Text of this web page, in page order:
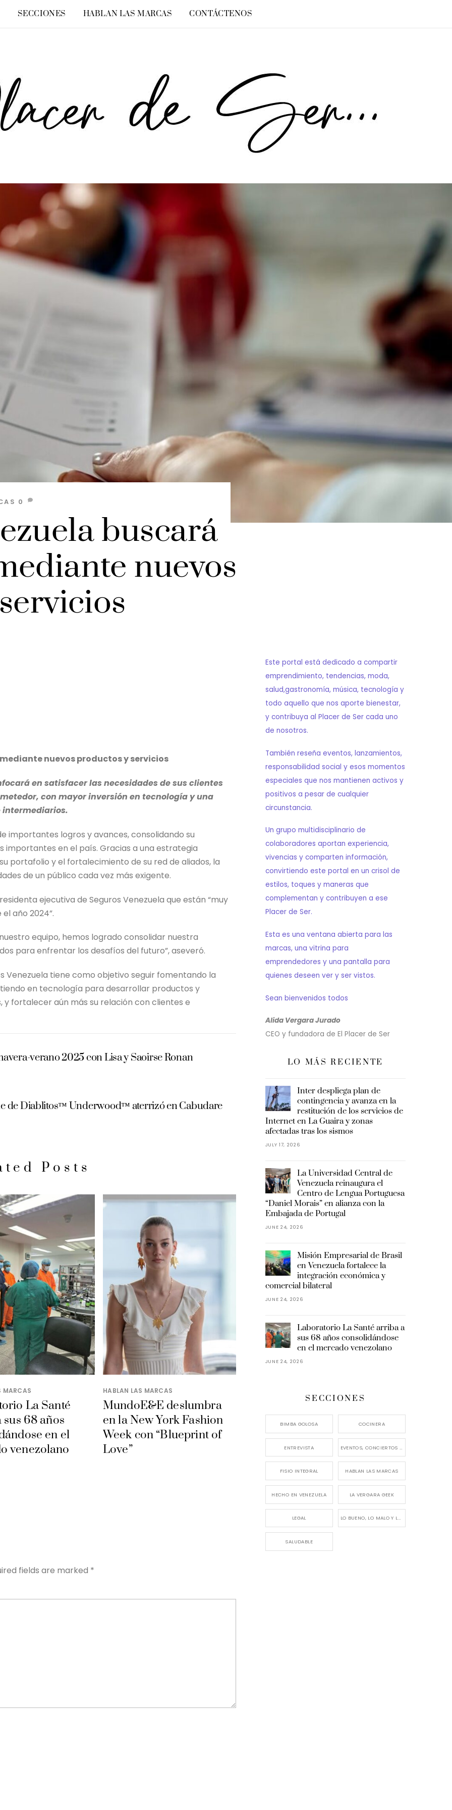
SECCIONES HABLAN LAS MARCAS CONTÁCTENOS
buscará
nuevos
0
nuevos productos y servicios
en satisfacer las necesidades de sus clientes
con mayor inversión en tecnología y una
intermediarios.
importantes logros y avances, consolidando su
importantes en el país. Gracias a una estrategia
portafolio y el fortalecimiento de su red de aliados, la
de un público cada vez más exigente.
ejecutiva de Seguros Venezuela que están “muy
año 2024”.
equipo, hemos logrado consolidar nuestra
para enfrentar los desafíos del futuro”, aseveró.
Venezuela tiene como objetivo seguir fomentando la
en tecnología para desarrollar productos y
y fortalecer aún más su relación con clientes e
verano 2025 con Lisa y Saoirse Ronan
de Diablitos™ Underwood™ aterrizó en Cabudare
Posts
MARCAS
La Santé
68 años
en el
venezolano
HABLAN LAS MARCAS
MundoE&E deslumbra
en la New York Fashion
Week con “Blueprint of
Love”
fields are marked *
Este portal está dedicado a compartir
emprendimiento, tendencias, moda,
salud,gastronomía, música, tecnología y
todo aquello que nos aporte bienestar,
y contribuya al Placer de Ser cada uno
de nosotros.
También reseña eventos, lanzamientos,
responsabilidad social y esos momentos
especiales que nos mantienen activos y
positivos a pesar de cualquier
circunstancia.
Un grupo multidisciplinario de
colaboradores aportan experiencia,
vivencias y comparten información,
convirtiendo este portal en un crisol de
estilos, toques y maneras que
complementan y contribuyen a ese
Placer de Ser.
Esta es una ventana abierta para las
marcas, una vitrina para
emprendedores y una pantalla para
quienes deseen ver y ser vistos.
Sean bienvenidos todos
Alida Vergara Jurado
CEO y fundadora de El Placer de Ser
LO MÁS RECIENTE
Inter despliega plan de
contingencia y avanza en la
restitución de los servicios de
Internet en La Guaira y zonas
afectadas tras los sismos
JULY 17, 2026
La Universidad Central de
Venezuela reinaugura el
Centro de Lengua Portuguesa
“Daniel Morais” en alianza con la
Embajada de Portugal
JUNE 24, 2026
Misión Empresarial de Brasil
en Venezuela fortalece la
integración económica y
comercial bilateral
JUNE 24, 2026
Laboratorio La Santé arriba a
sus 68 años consolidándose
en el mercado venezolano
JUNE 24, 2026
SECCIONES
BIMBA GOLOSA COCINERA
ENTREVISTA
FISIO INTEGRAL HABLAN LAS MARCAS
HECHO EN VENEZUELA LA VERGARA GEEK
LEGAL LO BUENO, LO MALO Y LO FEO
SALUDABLE